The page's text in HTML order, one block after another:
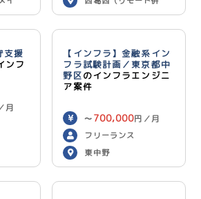
用）
支援
ンフ
月
【インフラ】金融系イン
フラ試験計画／東京都中
野区のインフラエンジニ
ア案件
〜 700,000円／月
フリーランス
東中野